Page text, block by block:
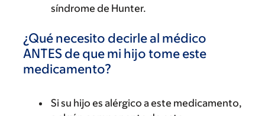
síndrome de Hunter.
¿Qué necesito decirle al médico
ANTES de que mi hijo tome este
medicamento?
Si su hijo es alérgico a este medicamento,